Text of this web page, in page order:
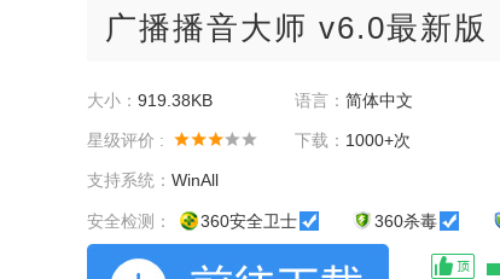
广播播音大师 v6.0最新版
大小： 919.38KB 语言： 简体中文
星级评价 : 下载： 1000+次
支持系统： WinAll
安全检测： 360安全卫士 360杀毒